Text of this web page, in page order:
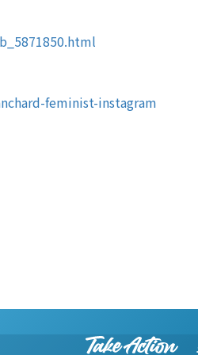
feminist-instagram